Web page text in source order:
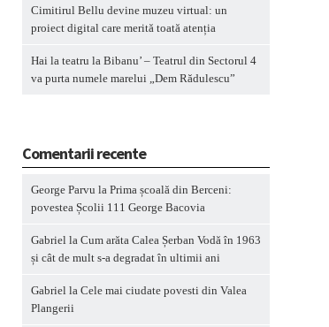
Cimitirul Bellu devine muzeu virtual: un
proiect digital care merită toată atenția
Hai la teatru la Bibanu’ – Teatrul din Sectorul 4
va purta numele marelui „Dem Rădulescu”
Comentarii recente
George Parvu la Prima școală din Berceni:
povestea Școlii 111 George Bacovia
Gabriel la Cum arăta Calea Șerban Vodă în 1963
și cât de mult s-a degradat în ultimii ani
Gabriel la Cele mai ciudate povesti din Valea
Plangerii